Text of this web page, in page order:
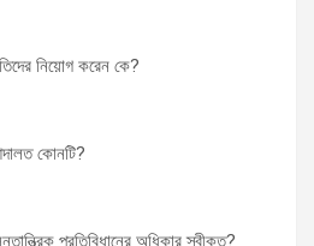
নিয়োগ করেন কে?
কোনটি?
প্রতিবিধানের অধিকার স্বীকৃত?